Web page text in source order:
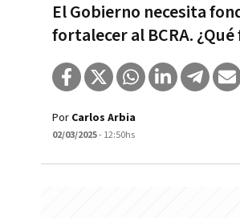
El Gobierno necesita
fortalecer al BCRA.
Por Carlos Arbia
02/03/2025- 12:50hs